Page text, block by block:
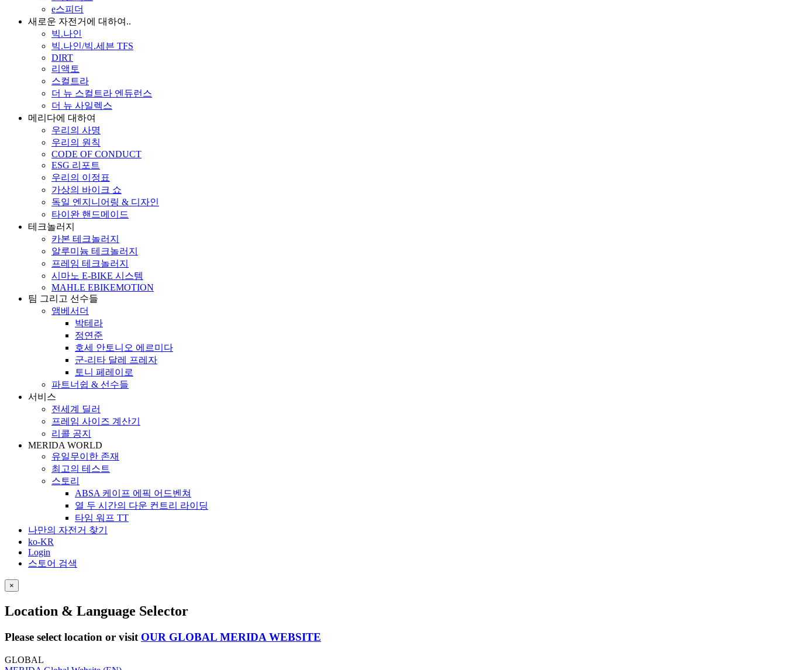
e스피더
새로운 자전거에 대하여..
빅.나인
빅.나인/빅.세븐 TFS
DIRT
리액토
스컬트라
더 뉴 스컬트라 엔듀런스
더 뉴 사일렉스
메리다에 대하여
우리의 사명
우리의 원칙
CODE OF CONDUCT
ESG 리포트
우리의 이정표
가상의 바이크 쇼
독일 엔지니어링 & 디자인
타이완 핸드메이드
테크놀러지
카본 테크놀러지
알루미늄 테크놀러지
프레임 테크놀러지
시마노 E-BIKE 시스템
MAHLE EBIKEMOTION
팀 그리고 선수들
앰베서더
박테라
정연준
호세 안토니오 에르미다
군-리타 달레 프레자
토니 페레이로
파트너쉽 & 선수들
서비스
전세계 딜러
프레임 사이즈 계산기
리콜 공지
MERIDA WORLD
유일무이한 존재
최고의 테스트
스토리
ABSA 케이프 에픽 어드벤쳐
열 두 시간의 다운 컨트리 라이딩
타임 워프 TT
나만의 자전거 찾기
ko-KR
Login
스토어 검색
×
Location & Language Selector
Please select location or visit OUR GLOBAL MERIDA WEBSITE
GLOBAL